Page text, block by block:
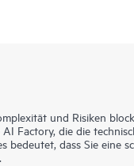
und Risiken
Factory, die die
bedeutet, dass Sie eine